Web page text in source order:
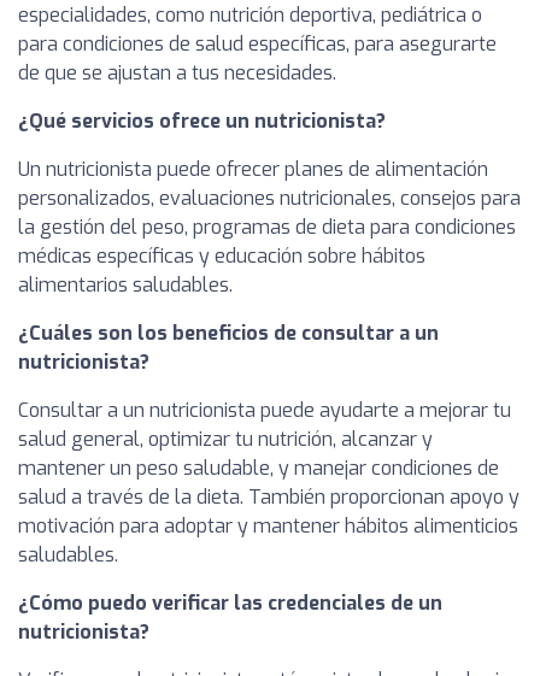
especialidades, como nutrición deportiva, pediátrica o
para condiciones de salud específicas, para asegurarte
de que se ajustan a tus necesidades.
¿Qué servicios ofrece un nutricionista?
Un nutricionista puede ofrecer planes de alimentación
personalizados, evaluaciones nutricionales, consejos para
la gestión del peso, programas de dieta para condiciones
médicas específicas y educación sobre hábitos
alimentarios saludables.
¿Cuáles son los beneficios de consultar a un
nutricionista?
Consultar a un nutricionista puede ayudarte a mejorar tu
salud general, optimizar tu nutrición, alcanzar y
mantener un peso saludable, y manejar condiciones de
salud a través de la dieta. También proporcionan apoyo y
motivación para adoptar y mantener hábitos alimenticios
saludables.
¿Cómo puedo verificar las credenciales de un
nutricionista?